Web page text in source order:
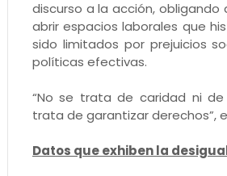
discurso a la acción, obligando
abrir espacios laborales que
sido limitados por prejuicios
políticas efectivas.
“No se trata de caridad ni de
trata de garantizar derechos”,
Datos que exhiben la